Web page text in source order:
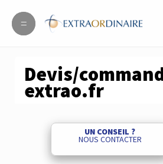
=
=
Devis/
extrao.fr
UN CONSEIL ?
NOUS CONTACTER